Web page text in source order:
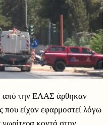
από την ΕΛΑΣ άρθηκαν
που είχαν εφαρμοστεί λόγω